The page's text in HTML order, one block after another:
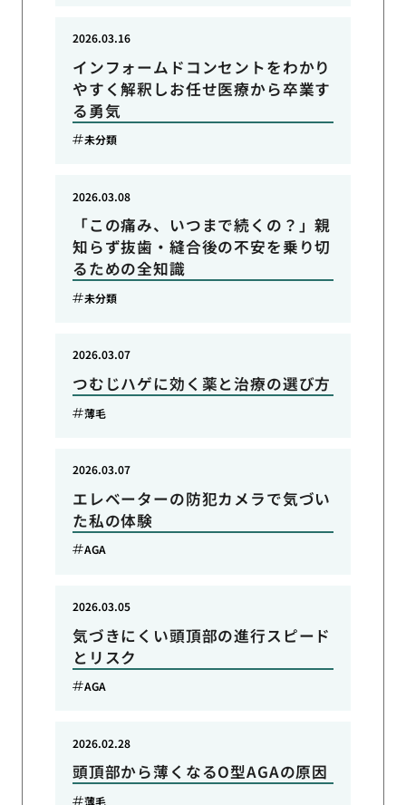
インフォームドコンセントをわかり
やすく解釈しお任せ医療から卒業す
る勇気
2026.03.16
未分類
「この痛み、いつまで続くの？」親
知らず抜歯・縫合後の不安を乗り切
るための全知識
2026.03.08
未分類
つむじハゲに効く薬と治療の選び方
2026.03.07
薄毛
エレベーターの防犯カメラで気づい
た私の体験
2026.03.07
AGA
気づきにくい頭頂部の進行スピード
とリスク
2026.03.05
AGA
頭頂部から薄くなるO型AGAの原因
2026.02.28
薄毛